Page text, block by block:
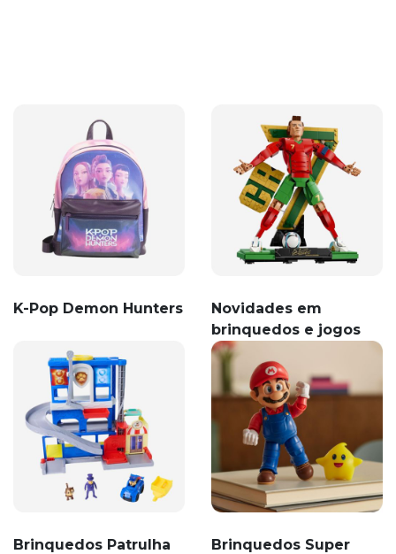
K-Pop Demon Hunters
Novidades em
brinquedos e jogos
Brinquedos Patrulha
Brinquedos Super